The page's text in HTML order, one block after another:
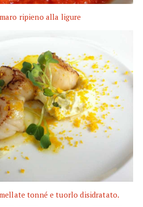
ripieno alla ligure
tonné e tuorlo disidratato.